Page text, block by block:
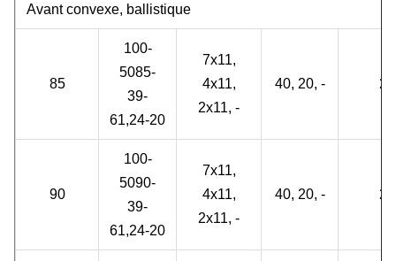
Avant convexe, ballistique
85
100-
5085-
39-
61,24-20
7x11,
4x11,
2x11, -
40, 20, - 2
90
100-
5090-
39-
61,24-20
7x11,
4x11,
2x11, -
40, 20, - 2